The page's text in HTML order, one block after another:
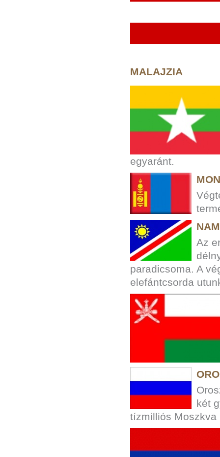
MALAJZIA
egyaránt.
Az
paradicsoma. A
elefántcsorda
két
tízmilliós Moszkva